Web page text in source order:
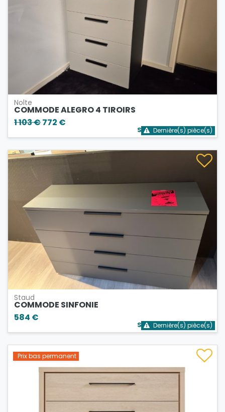
Nolte
COMMODE ALEGRO 4 TIROIRS
1 103 €772 €
Stock bientôt épuisé
Dernière(s) pièce(s)
Staud
COMMODE SINFONIE
584 €
Stock bientôt épuisé
Dernière(s) pièce(s)
Prix bas permanent